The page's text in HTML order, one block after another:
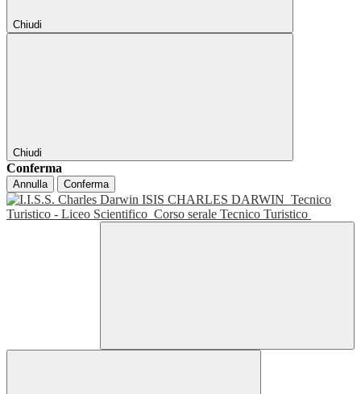
Chiudi
Chiudi
Conferma
Annulla Conferma
ISIS CHARLES DARWIN Tecnico
Turistico - Liceo Scientifico Corso serale Tecnico Turistico